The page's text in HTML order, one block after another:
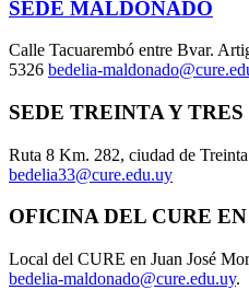
SEDE MALDONADO
Calle Tacuarembó entre Bvar.
5326 bedelia-
SEDE TREINTA Y TRES
Ruta 8 Km. 282, ciudad de
bedelia33@cure.edu.uy
OFICINA DEL CURE
Local del CURE en Juan José
bedelia-maldonado@cure.edu.uy.